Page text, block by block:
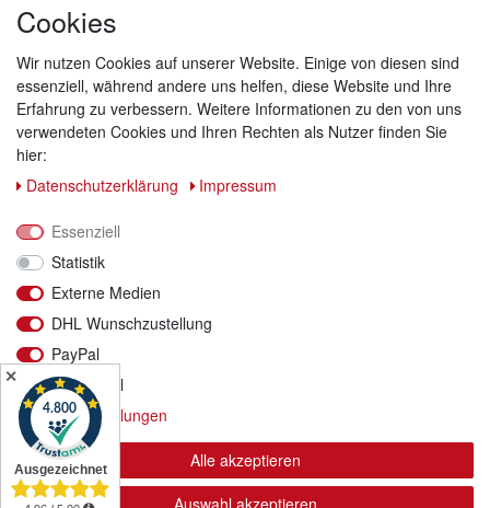
Sicher bezahlen
Versand & Retoure
Wir versenden mit DHL
© Copyright 2026 la fraise rouge GmbH | Alle Rechte
✕
Cookies
Wir nutzen Cookies auf unserer Website. Einige von diesen sind
essenziell, während andere uns helfen, diese Website und Ihre
Erfahrung zu verbessern. Weitere Informationen zu den von uns
verwendeten Cookies und Ihren Rechten als Nutzer finden Sie
hier:
Daten­schutz­erklärung
Impressum
Essenziell
Statistik
Externe Medien
DHL Wunschzustellung
PayPal
Funktional
Weitere Einstellungen
Alle akzeptieren
Auswahl akzeptieren